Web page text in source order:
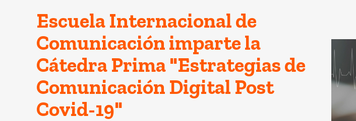
Escuela Internacional de
Comunicación imparte la
Cátedra Prima "Estrategias de
Comunicación Digital Post
Covid-19"